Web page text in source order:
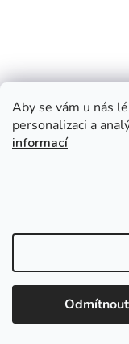
Aby se vám u nás
personalizaci a
informací
Odmítnout